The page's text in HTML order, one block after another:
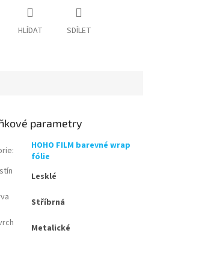
HLÍDAT SDÍLET
parametry
:
HOHO FILM barevné wrap
fólie
Lesklé
Stříbrná
Metalické